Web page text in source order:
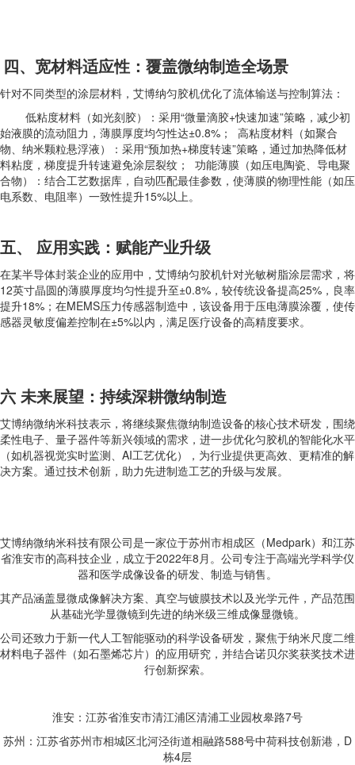
四、宽材料适应性：覆盖微纳制造全场景
针对不同类型的涂层材料，艾博纳匀胶机优化了流体输送与控制算法：
低粘度材料（如光刻胶）：采用“微量滴胶+快速加速”策略，减少初
始液膜的流动阻力，薄膜厚度均匀性达±0.8%； 高粘度材料（如聚合
物、纳米颗粒悬浮液）：采用“预加热+梯度转速”策略，通过加热降低材
料粘度，梯度提升转速避免涂层裂纹； 功能薄膜（如压电陶瓷、导电聚
合物）：结合工艺数据库，自动匹配最佳参数，使薄膜的物理性能（如压
电系数、电阻率）一致性提升15%以上。
五、 应用实践：赋能产业升级
在某半导体封装企业的应用中，艾博纳匀胶机针对光敏树脂涂层需求，将
12英寸晶圆的薄膜厚度均匀性提升至±0.8%，较传统设备提高25%，良率
提升18%；在MEMS压力传感器制造中，该设备用于压电薄膜涂覆，使传
感器灵敏度偏差控制在±5%以内，满足医疗设备的高精度要求。
六 未来展望：持续深耕微纳制造
艾博纳微纳米科技表示，将继续聚焦微纳制造设备的核心技术研发，围绕
柔性电子、量子器件等新兴领域的需求，进一步优化匀胶机的智能化水平
（如机器视觉实时监测、AI工艺优化），为行业提供更高效、更精准的解
决方案。通过技术创新，助力先进制造工艺的升级与发展。
艾博纳微纳米科技有限公司是一家位于苏州市相成区（Medpark）和江苏
省淮安市的高科技企业，成立于2022年8月。公司专注于高端光学科学仪
器和医学成像设备的研发、制造与销售。
其产品涵盖显微成像解决方案、真空与镀膜技术以及光学元件，产品范围
从基础光学显微镜到先进的纳米级三维成像显微镜。
公司还致力于新一代人工智能驱动的科学设备研发，聚焦于纳米尺度二维
材料电子器件（如石墨烯芯片）的应用研究，并结合诺贝尔奖获奖技术进
行创新探索。
淮安：江苏省淮安市清江浦区清浦工业园枚皋路7号
苏州：江苏省苏州市相城区北河泾街道相融路588号中荷科技创新港，D
栋4层